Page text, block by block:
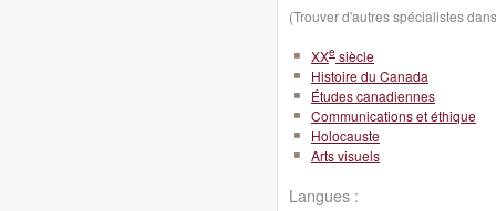
(Trouver d'autres spécialistes
XXe siècle
Histoire du Canada
Études canadiennes
Communications et éthique
Holocauste
Arts visuels
Langues :